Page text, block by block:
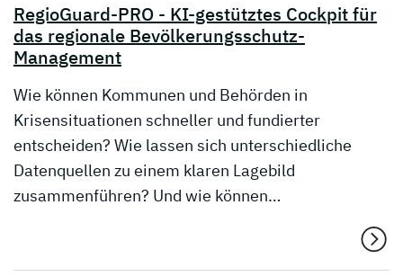
RegioGuard-PRO - KI-gestütztes Cockpit für
das regionale Bevölkerungsschutz-
Management
Wie können Kommunen und Behörden in
Krisensituationen schneller und fundierter
entscheiden? Wie lassen sich unterschiedliche
Datenquellen zu einem klaren Lagebild
zusammenführen? Und wie können…